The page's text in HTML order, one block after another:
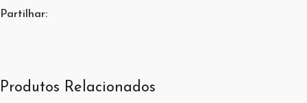
Partilhar:
Produtos Relacionados